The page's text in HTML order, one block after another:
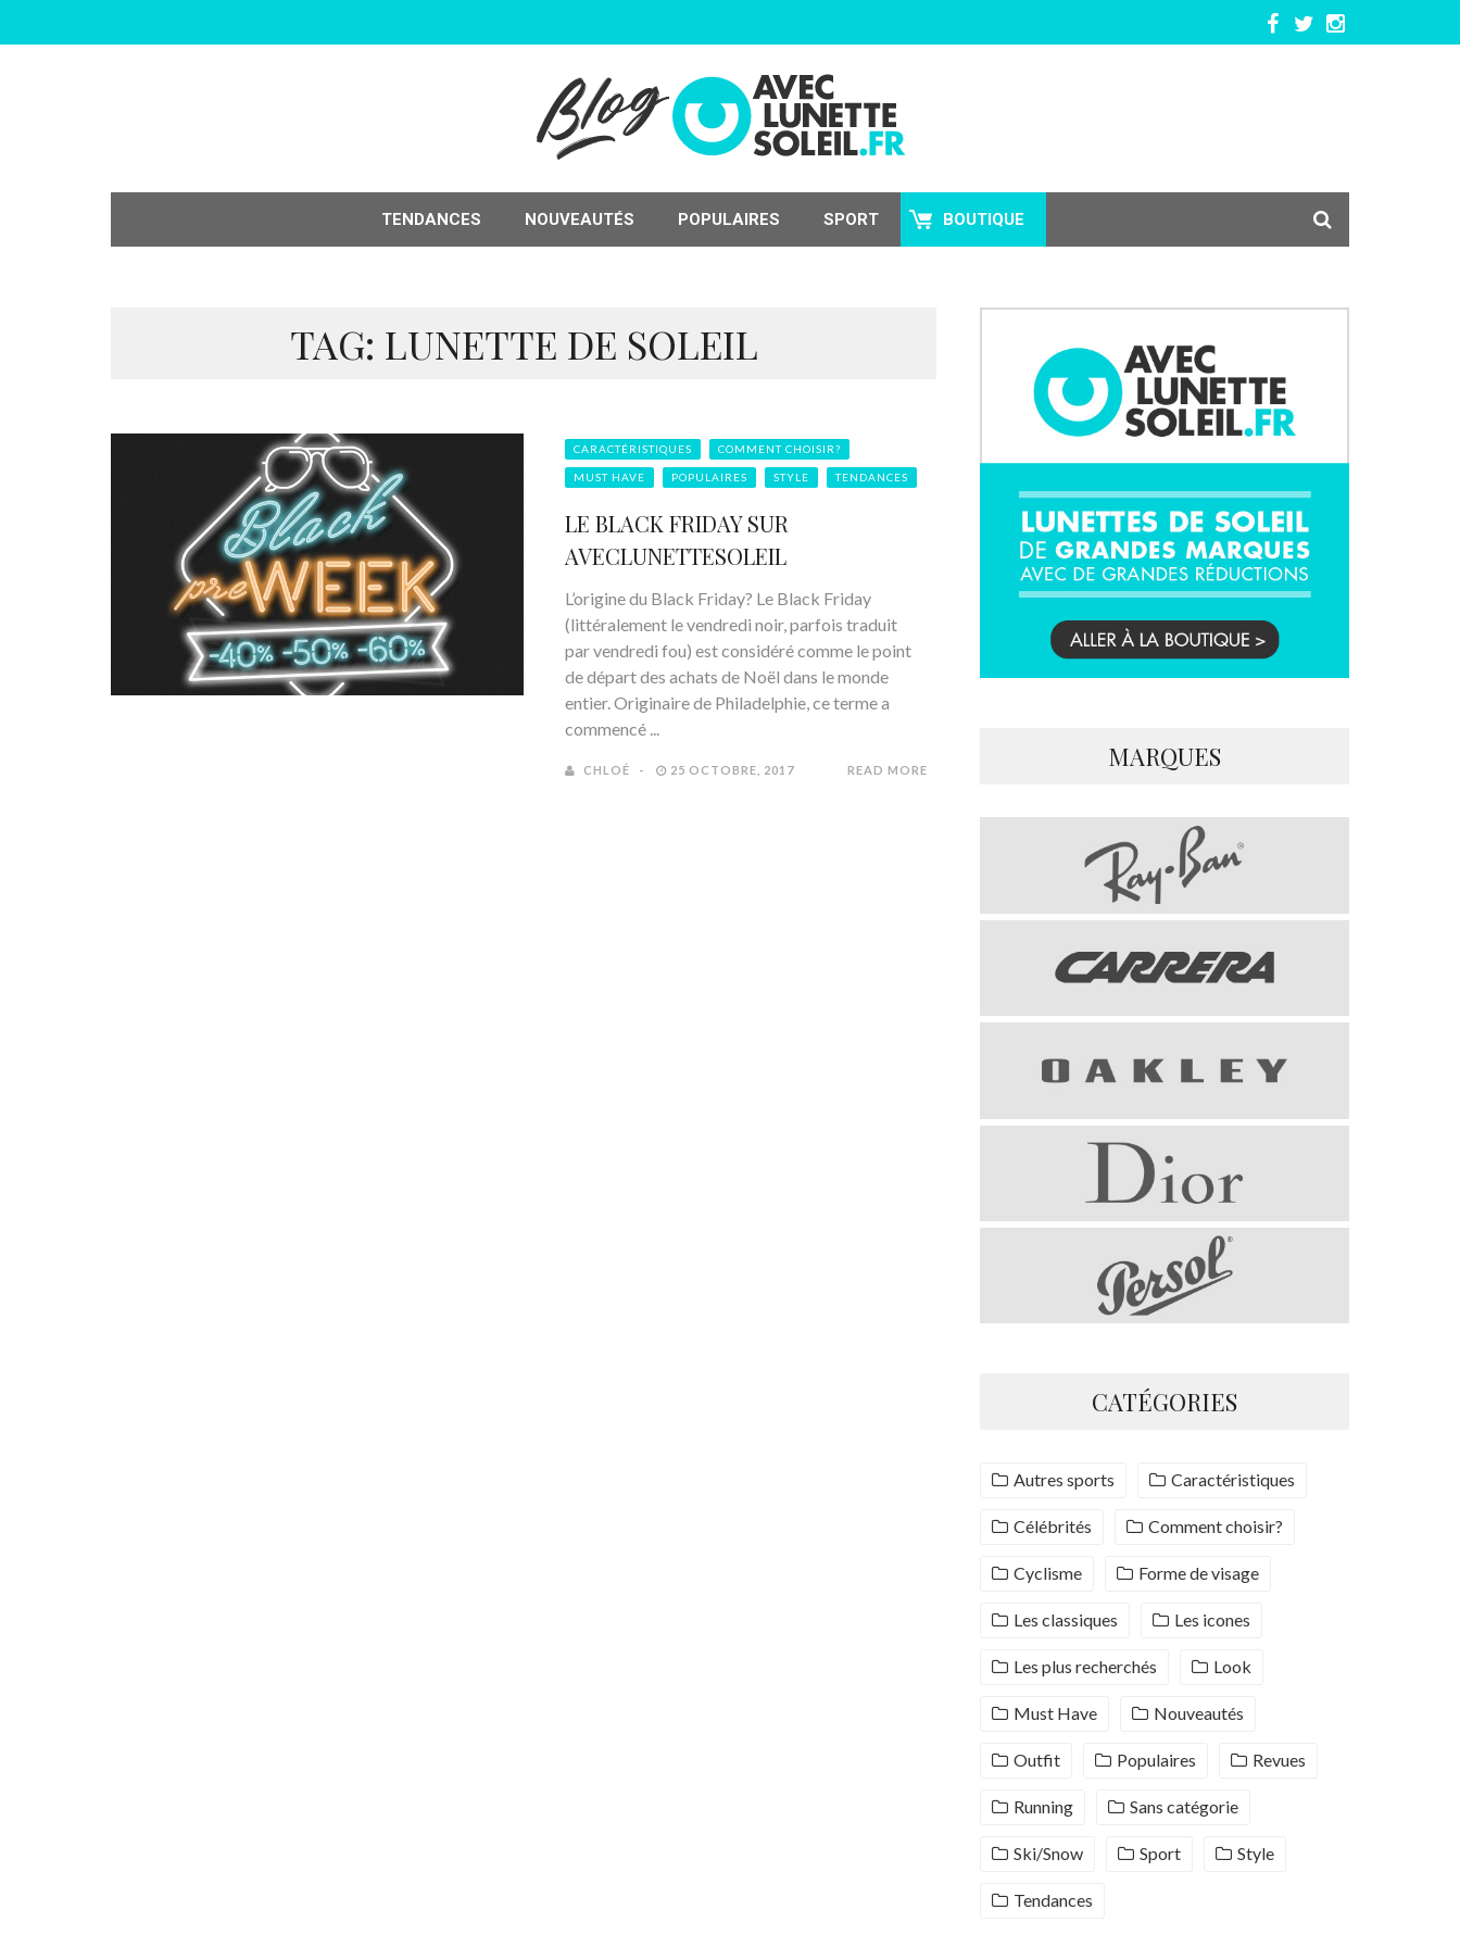
TENDANCES NOUVEAUTÉS POPULAIRES SPORT BOUTIQUE
TAG: LUNETTE DE SOLEIL
CARACTÉRISTIQUES COMMENT CHOISIR?
MUST HAVE POPULAIRES STYLE TENDANCES
LE BLACK FRIDAY SUR
AVECLUNETTESOLEIL
L’origine du Black Friday? Le Black Friday
(littéralement le vendredi noir, parfois traduit
par vendredi fou) est considéré comme le point
de départ des achats de Noël dans le monde
entier. Originaire de Philadelphie, ce terme a
commencé ...
CHLOÉ 25 OCTOBRE, 2017 READ MORE MARQUES
CATÉGORIES
Autres sports Caractéristiques
Célébrités Comment choisir?
Cyclisme Forme de visage
Les classiques Les icones
Les plus recherchés Look
Must Have Nouveautés
Outfit Populaires Revues
Running Sans catégorie
Ski/Snow Sport Style
Tendances